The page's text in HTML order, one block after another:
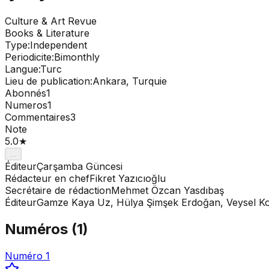
Culture & Art Revue
Books & Literature
Type:Independent
Periodicite:Bimonthly
Langue:Turc
Lieu de publication:Ankara, Turquie
Abonnés1
Numeros1
Commentaires3
Note
5.0★
ÉditeurÇarşamba Güncesi
Rédacteur en chefFikret Yazıcıoğlu
Secrétaire de rédactionMehmet Özcan Yasdıbaş
ÉditeurGamze Kaya Uz, Hülya Şimşek Erdoğan, Veysel
Numéros (1)
Numéro 1